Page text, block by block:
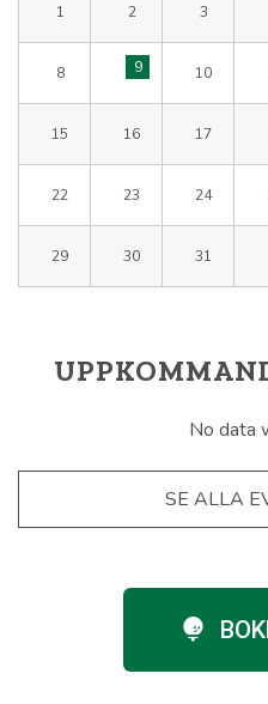
1 2 3
8 9 10
15 16 17
22 23 24
29 30 31
No data
SE ALLA